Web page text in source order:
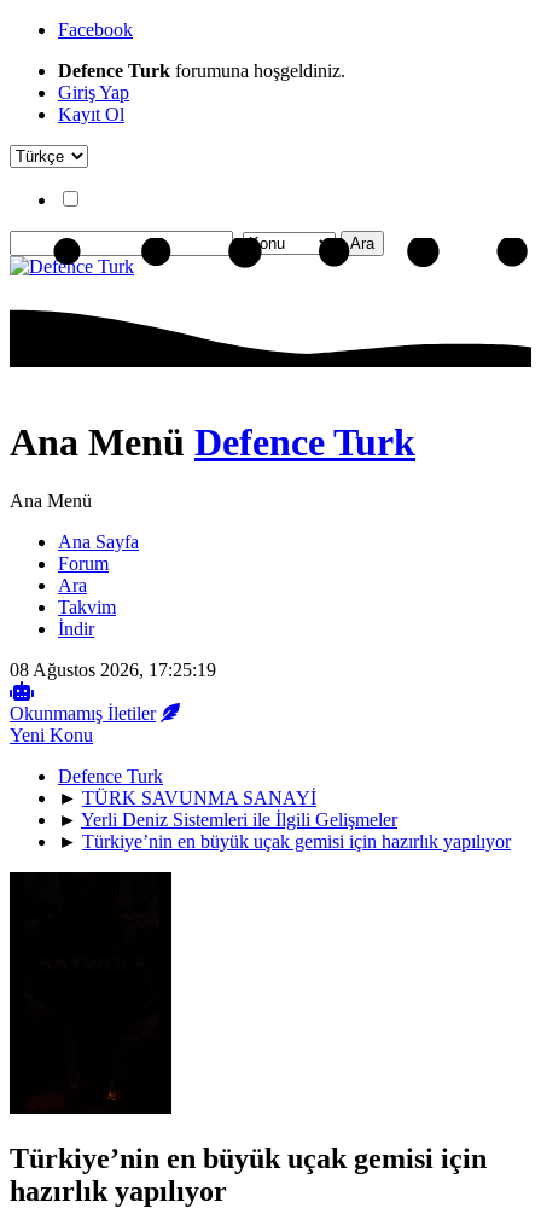
Facebook
Defence Turk forumuna hoşgeldiniz.
Giriş Yap
Kayıt Ol
Ana Menü Defence Turk
Ana Menü
Ana Sayfa
Forum
Ara
Takvim
İndir
08 Ağustos 2026, 17:25:19
Okunmamış İletiler
Yeni Konu
Defence Turk
► TÜRK SAVUNMA SANAYİ
► Yerli Deniz Sistemleri ile İlgili Gelişmeler
► Türkiye’nin en büyük uçak gemisi için hazırlık yapılıyor
Türkiye’nin en büyük uçak gemisi için
hazırlık yapılıyor